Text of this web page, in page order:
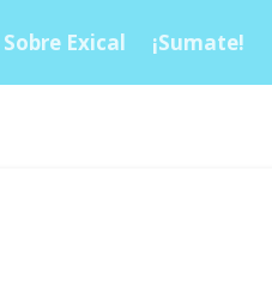
Sobre Exical ¡Sumate!